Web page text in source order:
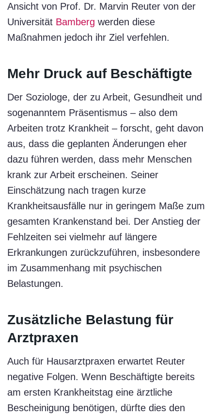
Ansicht von Prof. Dr. Marvin Reuter von der
Universität Bamberg werden diese
Maßnahmen jedoch ihr Ziel verfehlen.
Mehr Druck auf Beschäftigte
Der Soziologe, der zu Arbeit, Gesundheit und
sogenanntem Präsentismus – also dem
Arbeiten trotz Krankheit – forscht, geht davon
aus, dass die geplanten Änderungen eher
dazu führen werden, dass mehr Menschen
krank zur Arbeit erscheinen. Seiner
Einschätzung nach tragen kurze
Krankheitsausfälle nur in geringem Maße zum
gesamten Krankenstand bei. Der Anstieg der
Fehlzeiten sei vielmehr auf längere
Erkrankungen zurückzuführen, insbesondere
im Zusammenhang mit psychischen
Belastungen.
Zusätzliche Belastung für
Arztpraxen
Auch für Hausarztpraxen erwartet Reuter
negative Folgen. Wenn Beschäftigte bereits
am ersten Krankheitstag eine ärztliche
Bescheinigung benötigen, dürfte dies den